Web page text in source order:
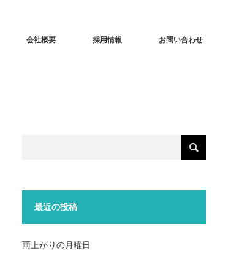
会社概要 採用情報 お問い合わせ
最近の投稿
雨上がりの月曜日